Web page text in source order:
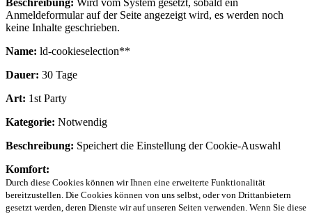
Beschreibung: Wird vom System gesetzt, sobald ein
Anmeldeformular auf der Seite angezeigt wird, es werden noch
keine Inhalte geschrieben.
Name: ld-cookieselection**
Dauer: 30 Tage
Art: 1st Party
Kategorie: Notwendig
Beschreibung: Speichert die Einstellung der Cookie-Auswahl
Komfort:
Durch diese Cookies können wir Ihnen eine erweiterte Funktionalität
bereitzustellen. Die Cookies können von uns selbst, oder von Drittanbietern
gesetzt werden, deren Dienste wir auf unseren Seiten verwenden. Wenn Sie diese